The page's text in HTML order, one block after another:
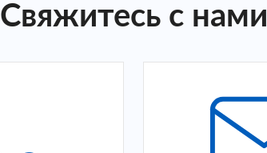
Свяжитесь с нами